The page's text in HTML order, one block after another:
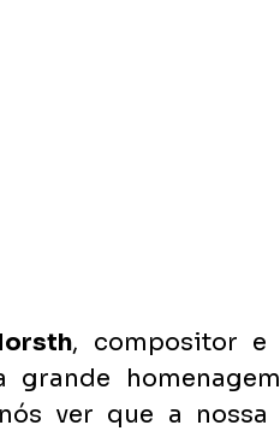
, compositor e
grande
ver que a nossa